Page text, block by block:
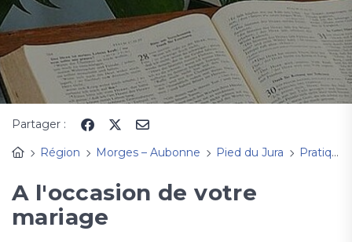
Partager :
Région
Morges – Aubonne Pied du Jura Pratique
A l'occasion de votre
mariage